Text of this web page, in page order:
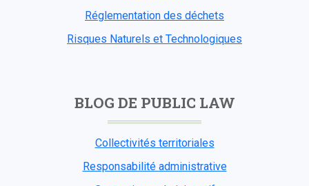
Réglementation des déchets
Risques Naturels et Technologiques
BLOG DE PUBLIC LAW
Collectivités territoriales
Responsabilité administrative